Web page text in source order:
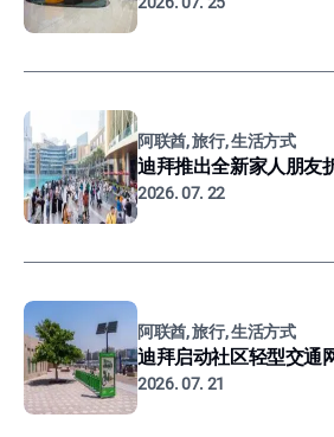
阿联酋, 旅行, 生活方式
迪拜推出全新家人朋友
2026. 07. 22
阿联酋, 旅行, 生活方式
迪拜启动社区轻型交通
2026. 07. 21